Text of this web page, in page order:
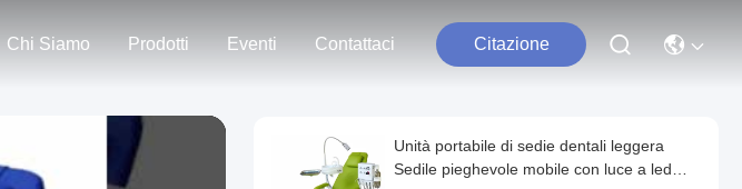
Chi Siamo Prodotti Eventi Contattaci Citazione
Unità portabile di sedie dentali leggera
Sedile pieghevole mobile con luce a led